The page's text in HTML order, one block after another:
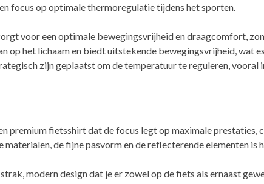
focus op optimale thermoregulatie tijdens het sporten.
voor een optimale bewegingsvrijheid en draagcomfort,
op het lichaam en biedt uitstekende bewegingsvrijheid, wat
zijn geplaatst om de temperatuur te reguleren, vooral
premium fietsshirt dat de focus legt op maximale prestaties,
de fijne pasvorm en de reflecterende elementen is
modern design dat je er zowel op de fiets als ernaast